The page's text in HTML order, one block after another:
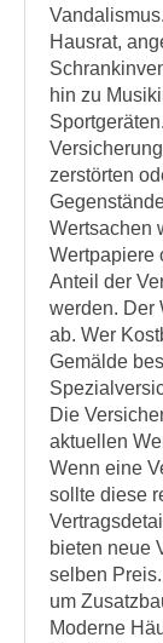
Hausrat,
hin zu
zerstörten
Wertsachen
Wertpapiere
Anteil der
werden. Der
ab. Wer
Gemälde
Die
aktuellen
Wenn eine
sollte diese
bieten neue
selben
um
Moderne